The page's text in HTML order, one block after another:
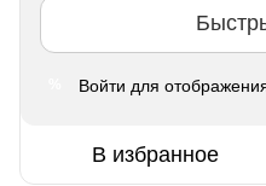
Войти для
В избранное